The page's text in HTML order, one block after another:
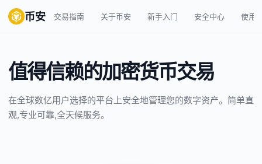
币安 交易指南 关于币安 新手入门 安全中心 使用
值得信赖的加密货币交易
在全球数亿用户选择的平台上安全地管理您的数字资产。简单直
观,专业可靠,全天候服务。